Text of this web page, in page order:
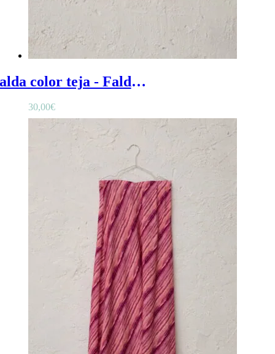
Falda color teja - Falda adolescente en color teja con tres volantes en el bajo
30,00€